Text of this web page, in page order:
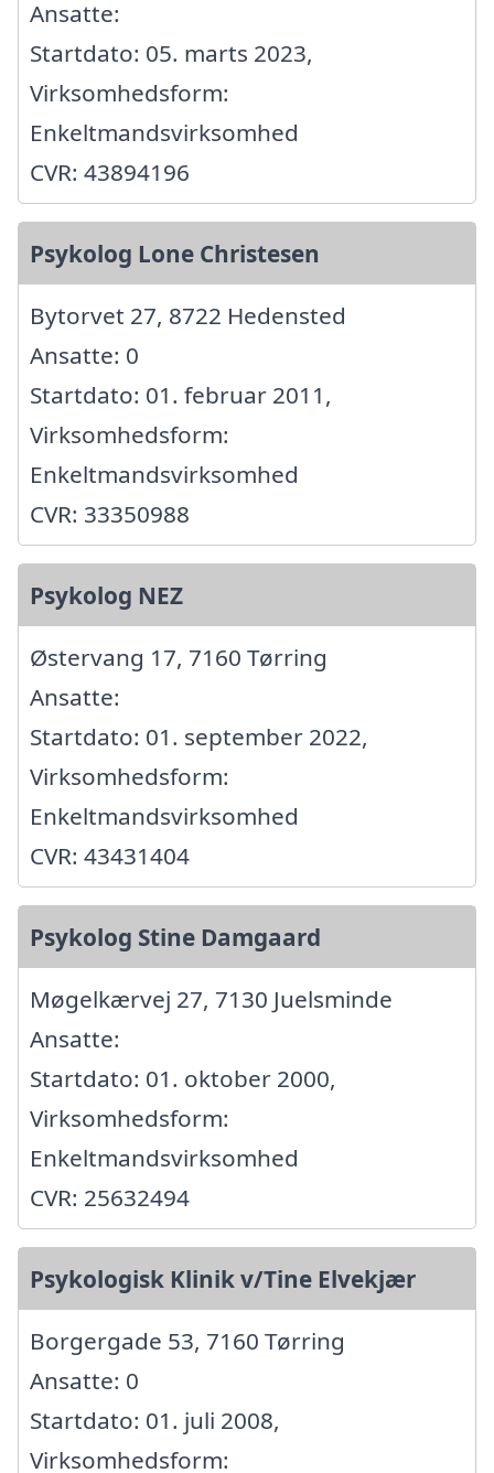
Ansatte:
Startdato: 05. marts 2023,
Virksomhedsform:
Enkeltmandsvirksomhed
CVR: 43894196
Psykolog Lone Christesen
Bytorvet 27, 8722 Hedensted
Ansatte: 0
Startdato: 01. februar 2011,
Virksomhedsform:
Enkeltmandsvirksomhed
CVR: 33350988
Psykolog NEZ
Østervang 17, 7160 Tørring
Ansatte:
Startdato: 01. september 2022,
Virksomhedsform:
Enkeltmandsvirksomhed
CVR: 43431404
Psykolog Stine Damgaard
Møgelkærvej 27, 7130 Juelsminde
Ansatte:
Startdato: 01. oktober 2000,
Virksomhedsform:
Enkeltmandsvirksomhed
CVR: 25632494
Psykologisk Klinik v/Tine Elvekjær
Borgergade 53, 7160 Tørring
Ansatte: 0
Startdato: 01. juli 2008,
Virksomhedsform: